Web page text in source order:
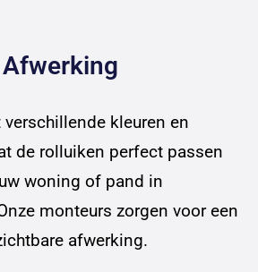
kleuren en
de rolluiken perfect passen
woning of pand in
monteurs zorgen voor een
afwerking.